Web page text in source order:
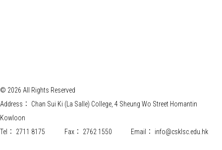
© 2026 All Rights Reserved
Address：
Chan Sui Ki (La Salle) College, 4 Sheung Wo Street Homantin
Kowloon
Tel：
2711 8175 Fax： 2762 1550 Email： info@csklsc.edu.hk